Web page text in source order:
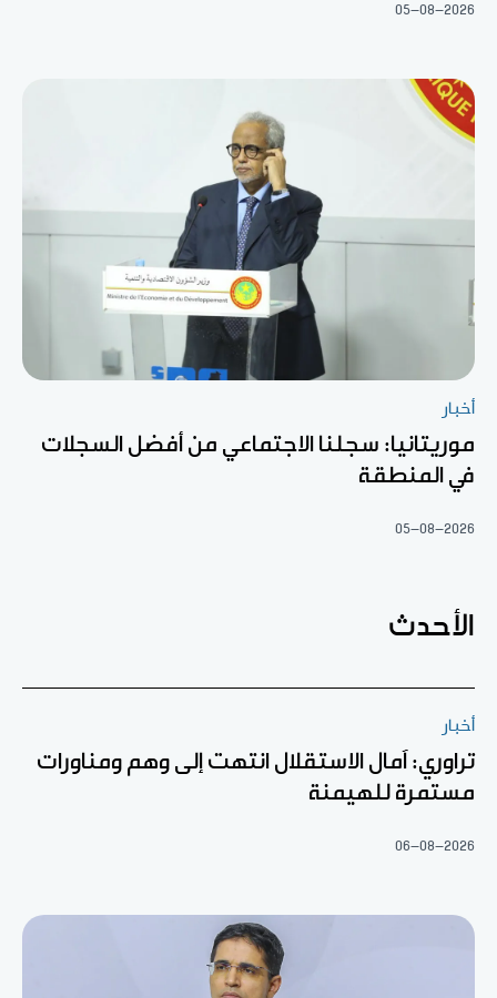
05-08-2026
أخبار
موريتانيا: سجلنا الاجتماعي من أفضل السجلات
في المنطقة
05-08-2026
الأحدث
أخبار
تراوري: آمال الاستقلال انتهت إلى وهم ومناورات
مستمرة للهيمنة
06-08-2026